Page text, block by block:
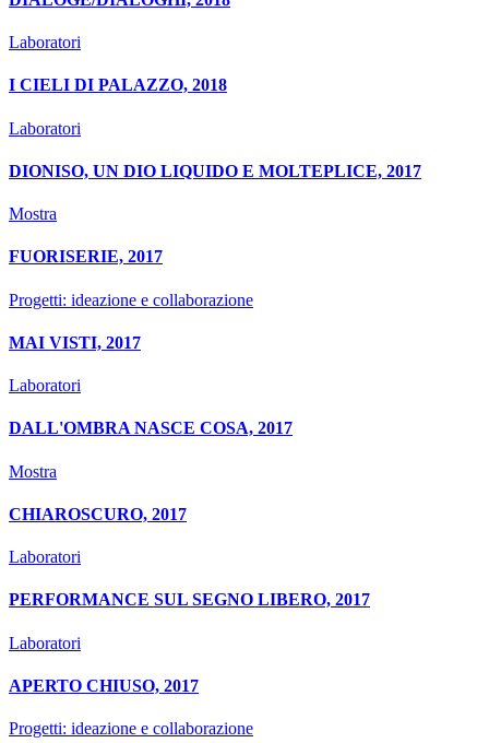
Laboratori
I CIELI DI PALAZZO, 2018
Laboratori
DIONISO, UN DIO LIQUIDO E MOLTEPLICE, 2017
Mostra
FUORISERIE, 2017
Progetti: ideazione e collaborazione
MAI VISTI, 2017
Laboratori
DALL'OMBRA NASCE COSA, 2017
Mostra
CHIAROSCURO, 2017
Laboratori
PERFORMANCE SUL SEGNO LIBERO, 2017
Laboratori
APERTO CHIUSO, 2017
Progetti: ideazione e collaborazione